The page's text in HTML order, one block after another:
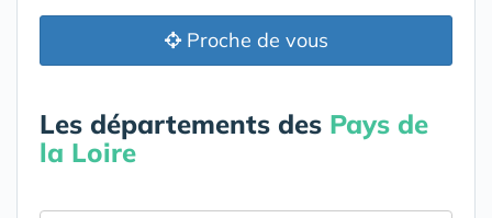
Proche de vous
Les départements des Pays de
la Loire